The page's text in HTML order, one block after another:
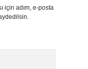
için adım, e-posta